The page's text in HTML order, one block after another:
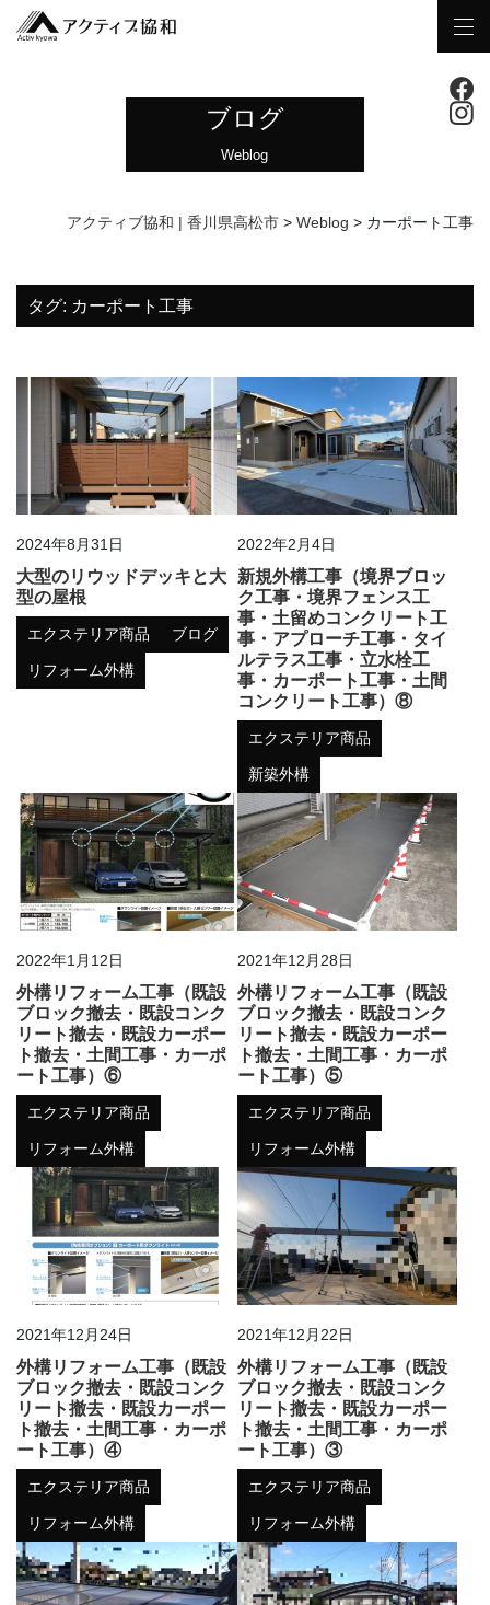
ブログ
Weblog
アクティブ協和 | 香川県高松市 > Weblog > カーポート工事
タグ: カーポート工事
2024年8月31日
大型のリウッドデッキと大
型の屋根
エクステリア商品 ブログ
リフォーム外構
2022年2月4日
新規外構工事（境界ブロッ
ク工事・境界フェンス工
事・土留めコンクリート工
事・アプローチ工事・タイ
ルテラス工事・立水栓工
事・カーポート工事・土間
コンクリート工事）⑧
エクステリア商品
新築外構
2022年1月12日
外構リフォーム工事（既設
ブロック撤去・既設コンク
リート撤去・既設カーポー
ト撤去・土間工事・カーポ
ート工事）⑥
エクステリア商品
リフォーム外構
2021年12月28日
外構リフォーム工事（既設
ブロック撤去・既設コンク
リート撤去・既設カーポー
ト撤去・土間工事・カーポ
ート工事）⑤
エクステリア商品
リフォーム外構
2021年12月24日
外構リフォーム工事（既設
ブロック撤去・既設コンク
リート撤去・既設カーポー
ト撤去・土間工事・カーポ
ート工事）④
エクステリア商品
リフォーム外構
2021年12月22日
外構リフォーム工事（既設
ブロック撤去・既設コンク
リート撤去・既設カーポー
ト撤去・土間工事・カーポ
ート工事）③
エクステリア商品
リフォーム外構